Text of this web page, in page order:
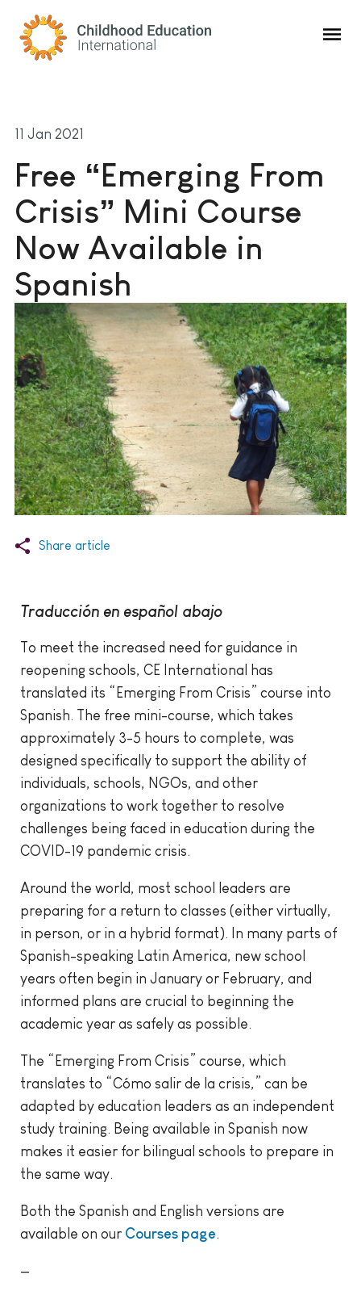
Childhood Education International
11 Jan 2021
Free “Emerging From
Crisis” Mini Course
Now Available in
Spanish
Share article
Traducción en español abajo
To meet the increased need for guidance in
reopening schools, CE International has
translated its “Emerging From Crisis” course into
Spanish. The free mini-course, which takes
approximately 3-5 hours to complete, was
designed specifically to support the ability of
individuals, schools, NGOs, and other
organizations to work together to resolve
challenges being faced in education during the
COVID-19 pandemic crisis.
Around the world, most school leaders are
preparing for a return to classes (either virtually,
in person, or in a hybrid format). In many parts of
Spanish-speaking Latin America, new school
years often begin in January or February, and
informed plans are crucial to beginning the
academic year as safely as possible.
The “Emerging From Crisis” course, which
translates to “Cómo salir de la crisis,” can be
adapted by education leaders as an independent
study training. Being available in Spanish now
makes it easier for bilingual schools to prepare in
the same way.
Both the Spanish and English versions are
available on our Courses page.
—